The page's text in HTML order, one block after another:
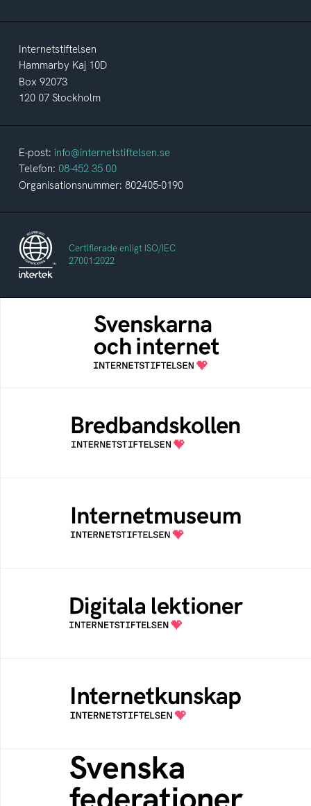
Internetstiftelsen
Hammarby Kaj 10D
Box 92073
120 07 Stockholm
E-post: info@internetstiftelsen.se
Telefon: 08-452 35 00
Organisationsnummer: 802405-0190
Certifierade enligt ISO/IEC
27001:2022
Svenskarna och internet
En årlig studie av svenska folkets
internetvanor
Bredbandskollen är ett oberoende
konsumentverktyg som drivs av
Internetstiftelsen
Ett digitalt museum som byggts, och kureras
av Internetstiftelsen
Öppen digital lärresurs med färdiga lektioner
för alla stadier i grundskolan
Samlad kunskap som hjälper dig att bli en
säker och medveten internetanvändare
Svenska federationer
Grunden för medlemskap i en sektors- eller
kontextspecifik federation